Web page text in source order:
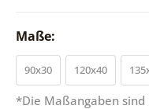
Maße:
90x30 120x40
*Die Maßangaben sind